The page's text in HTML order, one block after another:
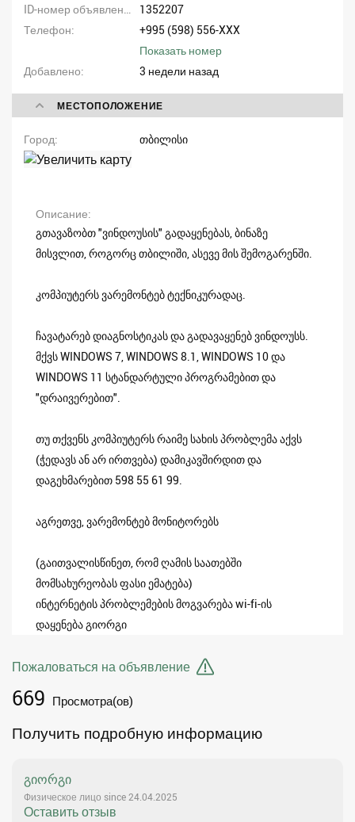
1352207
Телефон
+995 (598) 556-XXX
Показать номер
Добавлено
3 недели назад
МЕСТОПОЛОЖЕНИЕ
Город თბილისი
Описание
გთავაზობთ "ვინდოუსის" გადაყენებას, ბინაზე
მისვლით, როგორც თბილიში, ასევე მის შემოგარენში.
კომპიუტერს ვარემონტებ ტექნიკურადაც.
ჩავატარებ დიაგნოსტიკას და გადავაყენებ ვინდოუსს.
მქვს WINDOWS 7, WINDOWS 8.1, WINDOWS 10 და
WINDOWS 11 სტანდარტული პროგრამებით და
"დრაივერებით".
თუ თქვენს კომპიუტერს რაიმე სახის პრობლემა აქვს
(ჭედავს ან არ ირთვება) დამიკავშირდით და
დაგეხმარებით 598 55 61 99.
აგრეთვე, ვარემონტებ მონიტორებს
(გაითვალისწინეთ, რომ ღამის საათებში
მომსახურეობას ფასი ემატება)
ინტერნეტის პრობლემების მოგვარება wi-fi-ის
დაყენება გიორგი
Пожаловаться на объявление
669 Просмотра(ов)
Получить подробную информацию
გიორგი
Физическое лицо since 24.04.2025
Оставить отзыв